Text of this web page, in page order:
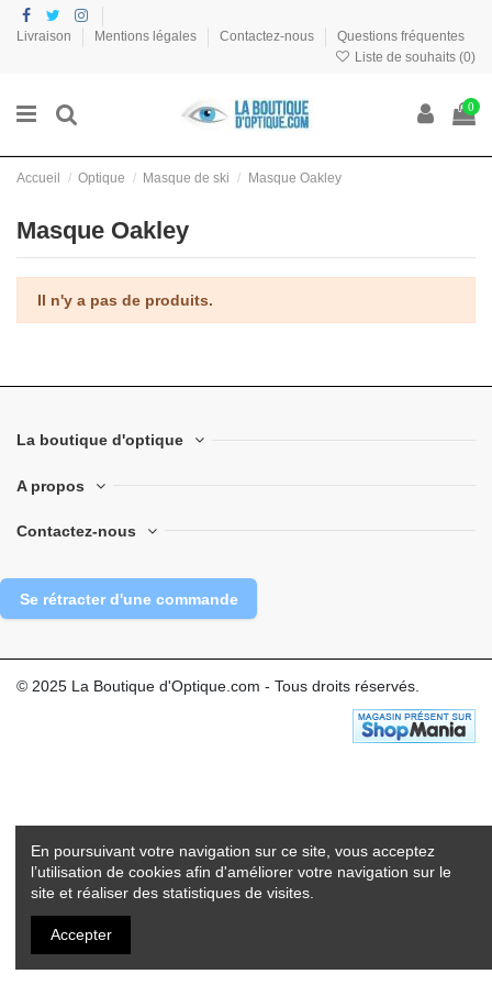
Livraison Mentions légales Contactez-nous
Questions fréquentes
Liste de souhaits (0)
0
Accueil Optique Masque de ski Masque Oakley
Masque Oakley
Il n'y a pas de produits.
La boutique d'optique
A propos
Contactez-nous
Se rétracter d'une commande
© 2025 La Boutique d'Optique.com - Tous droits réservés.
En poursuivant votre navigation sur ce site, vous acceptez
l’utilisation de cookies afin d'améliorer votre navigation sur le
site et réaliser des statistiques de visites.
Accepter